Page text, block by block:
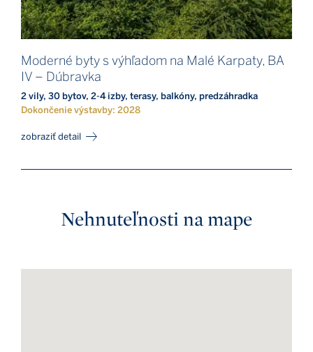
Moderné byty s výhľadom na Malé Karpaty, BA
IV – Dúbravka
2 vily, 30 bytov, 2-4 izby, terasy, balkóny, predzáhradka
Dokončenie výstavby: 2028
zobraziť detail
Nehnuteľnosti na mape